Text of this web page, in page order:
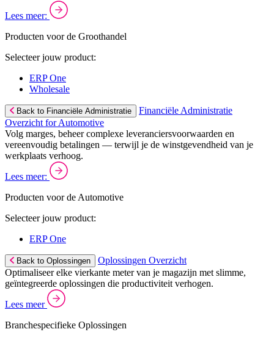
Lees meer:
Producten voor de Groothandel
Selecteer jouw product:
ERP One
Wholesale
Back to Financiële Administratie
Financiële Administratie
Overzicht for Automotive
Volg marges, beheer complexe leveranciersvoorwaarden en
vereenvoudig betalingen — terwijl je de winstgevendheid van je
werkplaats verhoog.
Lees meer:
Producten voor de Automotive
Selecteer jouw product:
ERP One
Back to Oplossingen
Oplossingen Overzicht
Optimaliseer elke vierkante meter van je magazijn met slimme,
geïntegreerde oplossingen die productiviteit verhogen.
Lees meer
Branchespecifieke Oplossingen